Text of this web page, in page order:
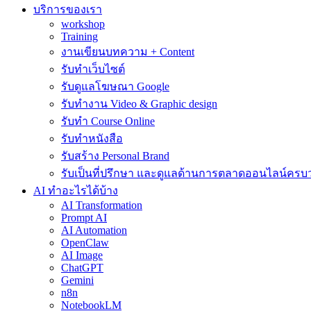
บริการของเรา
workshop
Training
งานเขียนบทความ + Content
รับทำเว็บไซต์
รับดูแลโฆษณา Google
รับทำงาน Video & Graphic design
รับทำ Course Online
รับทำหนังสือ
รับสร้าง Personal Brand
รับเป็นที่ปรึกษา และดูแลด้านการตลาดออนไลน์ครบ
AI ทำอะไรได้บ้าง
AI Transformation
Prompt AI
AI Automation
OpenClaw
AI Image
ChatGPT
Gemini
n8n
NotebookLM